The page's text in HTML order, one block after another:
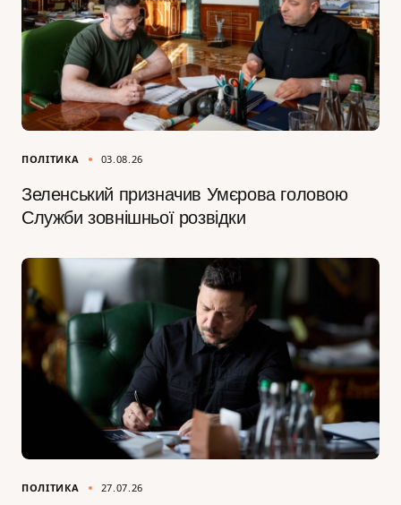
ПОЛІТИКА 03.08.26
Зеленський призначив Умєрова головою
Служби зовнішньої розвідки
ПОЛІТИКА 27.07.26